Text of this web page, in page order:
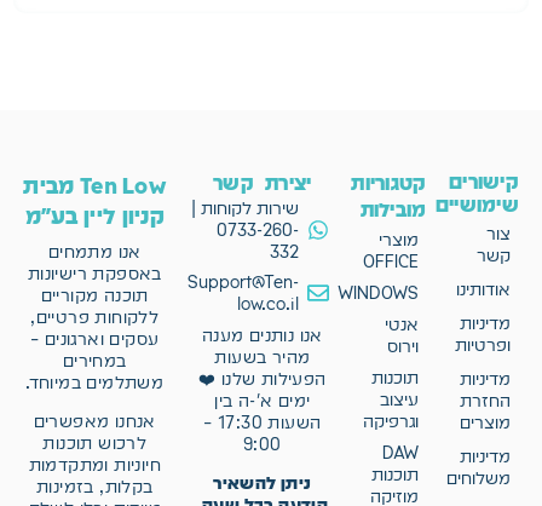
קישורים
שימושיים
צור
קשר
אודותינו
מדיניות
ופרטיות
מדיניות
החזרת
מוצרים
מדיניות
משלוחים
קטגוריות
מובילות
מוצרי
OFFICE
WINDOWS
אנטי
וירוס
תוכנות
עיצוב
וגרפיקה
DAW
תוכנות
מוזיקה
יצירת קשר
שירות לקוחות |
0733-260-
332
Support@Ten-
low.co.il
אנו נותנים מענה
מהיר בשעות
הפעילות שלנו ❤️
ימים א'-ה בין
השעות 17:30 –
9:00
ניתן להשאיר
Ten Low מבית
קניון ליין בע"מ
אנו מתמחים
באספקת רישיונות
תוכנה מקוריים
ללקוחות פרטיים,
עסקים וארגונים –
במחירים
משתלמים במיוחד.
אנחנו מאפשרים
לרכוש תוכנות
חיוניות ומתקדמות
בקלות, בזמינות